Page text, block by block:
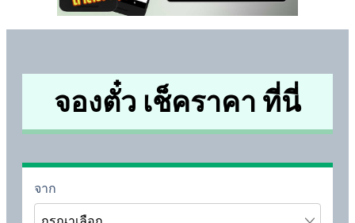
จองตั๋ว เช็คราคา ที่นี่